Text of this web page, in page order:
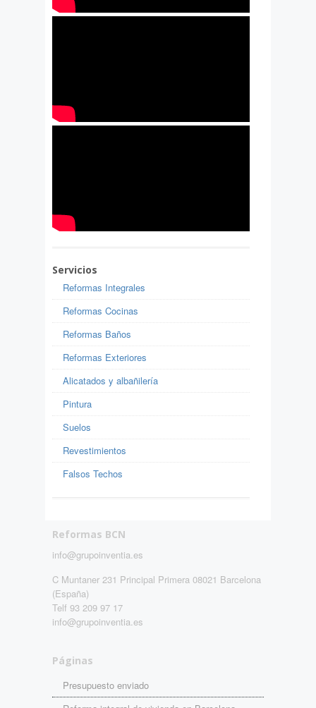
Servicios
Reformas Integrales
Reformas Cocinas
Reformas Baños
Reformas Exteriores
Alicatados y albañilería
Pintura
Suelos
Revestimientos
Falsos Techos
Reformas BCN
info@grupoinventia.es
C Muntaner 231 Principal Primera 08021 Barcelona
(España)
Telf 93 209 97 17
info@grupoinventia.es
Páginas
Presupuesto enviado